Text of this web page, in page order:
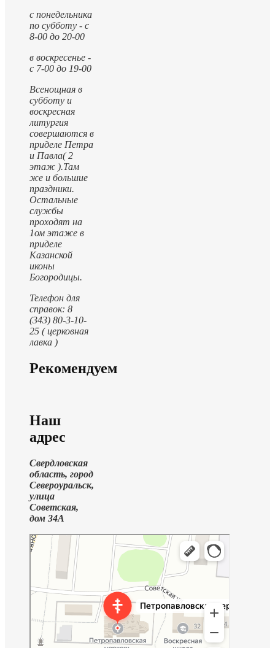
с понедельника
по субботу - с
8-00 до 20-00
в воскресенье -
с 7-00 до 19-00
Всенощная в
субботу и
воскресная
литургия
совершаются в
приделе Петра
и Павла( 2
этаж ).Там
же и большие
праздники.
Остальные
службы
проходят на
1ом этаже в
приделе
Казанской
иконы
Богородицы.
Телефон для
справок: 8
(343) 80-3-10-
25 ( церковная
лавка )
Рекомендуем
Наш
адрес
Свердловская
область, город
Североуральск,
улица
Советская,
дом 34А